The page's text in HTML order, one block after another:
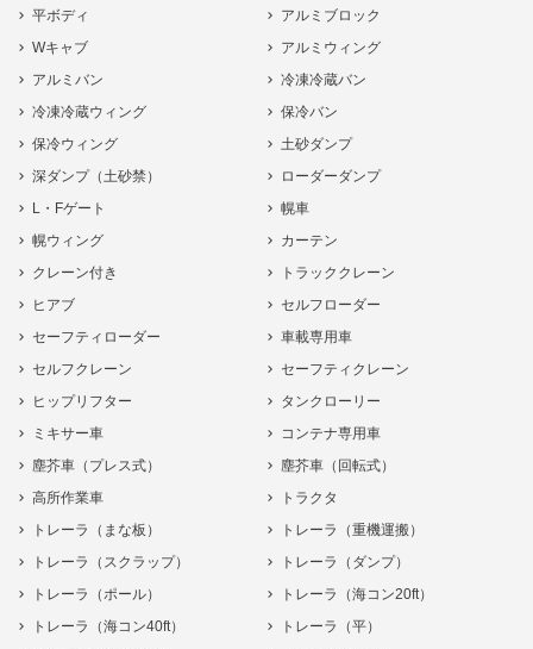
平ボディ
アルミブロック
Wキャブ
アルミウィング
アルミバン
冷凍冷蔵バン
冷凍冷蔵ウィング
保冷バン
保冷ウィング
土砂ダンプ
深ダンプ（土砂禁）
ローダーダンプ
L・Fゲート
幌車
幌ウィング
カーテン
クレーン付き
トラッククレーン
ヒアブ
セルフローダー
セーフティローダー
車載専用車
セルフクレーン
セーフティクレーン
ヒップリフター
タンクローリー
ミキサー車
コンテナ専用車
塵芥車（プレス式）
塵芥車（回転式）
高所作業車
トラクタ
トレーラ（まな板）
トレーラ（重機運搬）
トレーラ（スクラップ）
トレーラ（ダンプ）
トレーラ（ポール）
トレーラ（海コン20ft）
トレーラ（海コン40ft）
トレーラ（平）